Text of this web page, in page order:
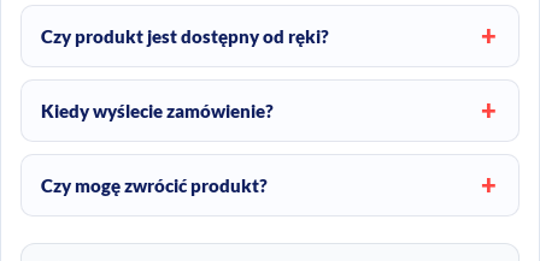
Czy produkt jest dostępny od ręki?
Kiedy wyślecie zamówienie?
Czy mogę zwrócić produkt?